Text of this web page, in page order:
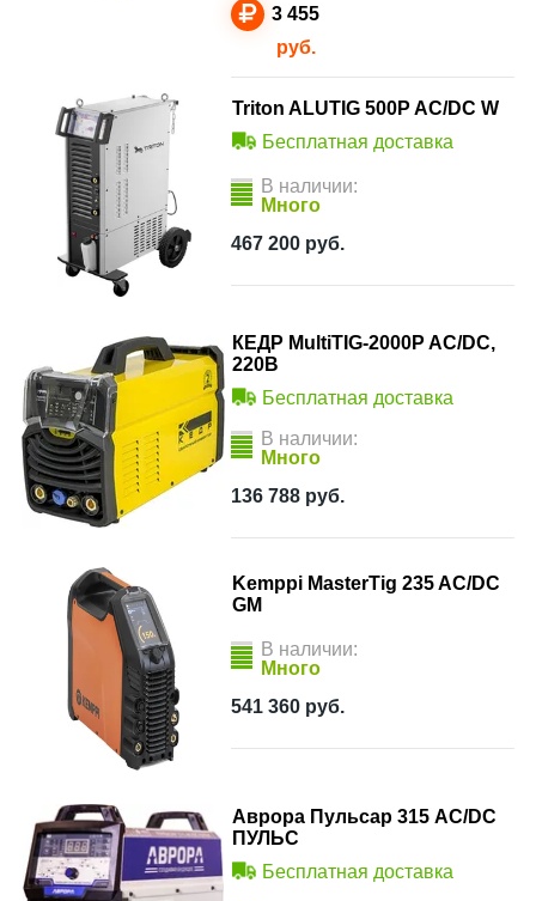
3 455
руб.
Triton ALUTIG 500P AC/DC W
Бесплатная доставка
В наличии:
Много
467 200 руб.
КЕДР MultiTIG-2000P AC/DC,
220В
Бесплатная доставка
В наличии:
Много
136 788 руб.
Kemppi MasterTig 235 AC/DC
GM
В наличии:
Много
541 360 руб.
Аврора Пульсар 315 AC/DC
ПУЛЬС
Бесплатная доставка